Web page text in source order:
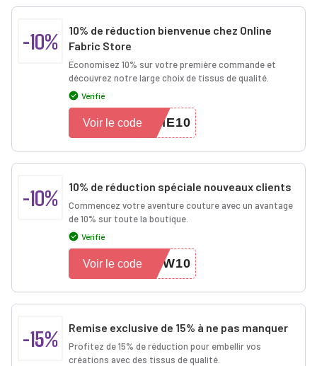
-10%
10% de réduction bienvenue chez Online
Fabric Store
Économisez 10% sur votre première commande et
découvrez notre large choix de tissus de qualité.
Vérifié
ME10
Voir le code
-10% 10% de réduction spéciale nouveaux clients
Commencez votre aventure couture avec un avantage
de 10% sur toute la boutique.
Vérifié
EW10
Voir le code
-15% Remise exclusive de 15% à ne pas manquer
Profitez de 15% de réduction pour embellir vos
créations avec des tissus de qualité.